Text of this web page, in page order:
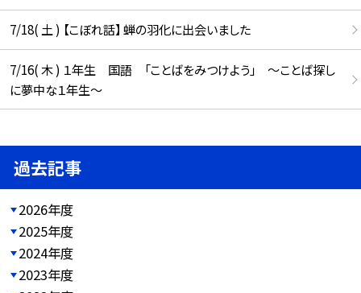
7/18( 土 ) 【こぼれ話】 蝉の羽化に出会いました
7/16( 木 ) １年生 国語 「ことばをみつけよう」 ～ことば探し
に夢中な１年生～
過去記事
2026年度
2025年度
2024年度
2023年度